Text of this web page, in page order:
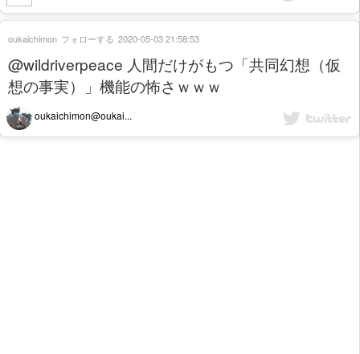
@wildriverpeace 人間だけがもつ「共同幻想（仮
想の事実）」機能の怖さｗｗｗ
oukaichimon@oukai...
oukaichimon フォローする 2020-05-03 21:58:53